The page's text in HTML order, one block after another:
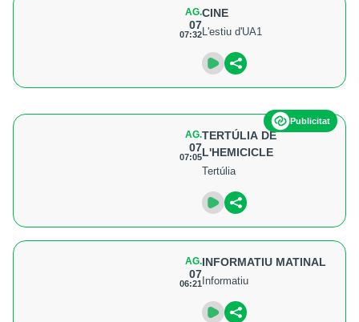
AG.
07
07:32
CINE
L'estiu d'UA1
Publicitat
AG.
07
07:05
TERTÚLIA DE
L'HEMICICLE
Tertúlia
AG.
07
06:21
INFORMATIU MATINAL
Informatiu